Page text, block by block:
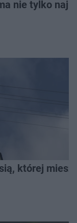
nie tylko
której